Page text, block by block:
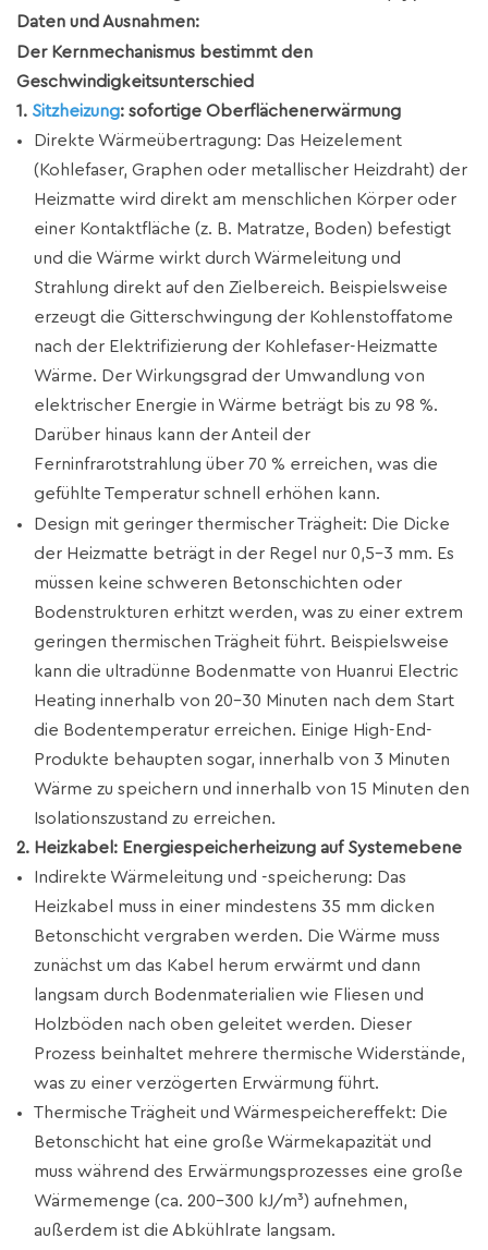
Daten und Ausnahmen:
Der Kernmechanismus bestimmt den
Geschwindigkeitsunterschied
1. Sitzheizung: sofortige Oberflächenerwärmung
Direkte Wärmeübertragung: Das Heizelement
(Kohlefaser, Graphen oder metallischer Heizdraht) der
Heizmatte wird direkt am menschlichen Körper oder
einer Kontaktfläche (z. B. Matratze, Boden) befestigt
und die Wärme wirkt durch Wärmeleitung und
Strahlung direkt auf den Zielbereich. Beispielsweise
erzeugt die Gitterschwingung der Kohlenstoffatome
nach der Elektrifizierung der Kohlefaser-Heizmatte
Wärme. Der Wirkungsgrad der Umwandlung von
elektrischer Energie in Wärme beträgt bis zu 98 %.
Darüber hinaus kann der Anteil der
Ferninfrarotstrahlung über 70 % erreichen, was die
gefühlte Temperatur schnell erhöhen kann.
Design mit geringer thermischer Trägheit: Die Dicke
der Heizmatte beträgt in der Regel nur 0,5–3 mm. Es
müssen keine schweren Betonschichten oder
Bodenstrukturen erhitzt werden, was zu einer extrem
geringen thermischen Trägheit führt. Beispielsweise
kann die ultradünne Bodenmatte von Huanrui Electric
Heating innerhalb von 20–30 Minuten nach dem Start
die Bodentemperatur erreichen. Einige High-End-
Produkte behaupten sogar, innerhalb von 3 Minuten
Wärme zu speichern und innerhalb von 15 Minuten den
Isolationszustand zu erreichen.
2. Heizkabel: Energiespeicherheizung auf Systemebene
Indirekte Wärmeleitung und -speicherung: Das
Heizkabel muss in einer mindestens 35 mm dicken
Betonschicht vergraben werden. Die Wärme muss
zunächst um das Kabel herum erwärmt und dann
langsam durch Bodenmaterialien wie Fliesen und
Holzböden nach oben geleitet werden. Dieser
Prozess beinhaltet mehrere thermische Widerstände,
was zu einer verzögerten Erwärmung führt.
Thermische Trägheit und Wärmespeichereffekt: Die
Betonschicht hat eine große Wärmekapazität und
muss während des Erwärmungsprozesses eine große
Wärmemenge (ca. 200–300 kJ/m³) aufnehmen,
außerdem ist die Abkühlrate langsam.